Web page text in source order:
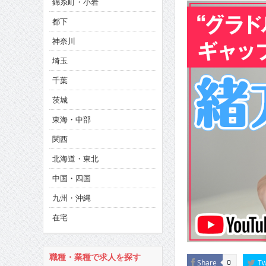
CINEMA×STYLE 293号
CINEMA×STYLE 292号
CINEMA×STYLE 291号
Share 0
都下
神奈川
埼玉
千葉
茨城
東海・中部
関西
北海道・東北
中国・四国
九州・沖縄
在宅
職種・業種で求人を探す